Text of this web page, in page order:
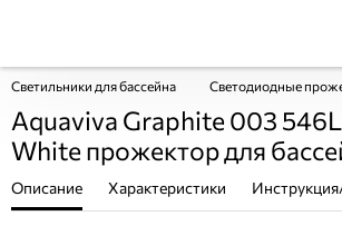
Светильники для бассейна Светодиодные
Aquaviva Graphite 003
White прожектор для
Описание Характеристики